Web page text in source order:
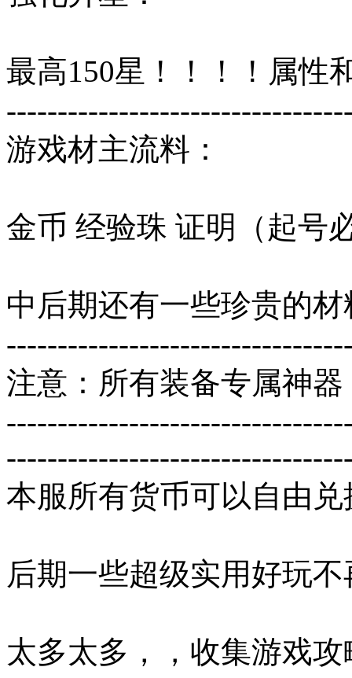
最高150星！！！！属性
游戏材主流料：
金币 经验珠 证明（起号
中后期还有一些珍贵的
注意：所有装备专属神
本服所有货币可以自由
后期一些超级实用好玩
太多太多，，收集游戏